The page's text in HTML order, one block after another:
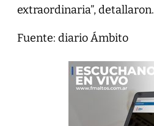
extraordinaria”, detallaron.
Fuente: diario Ámbito